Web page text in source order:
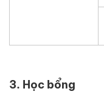
3. Học bổng